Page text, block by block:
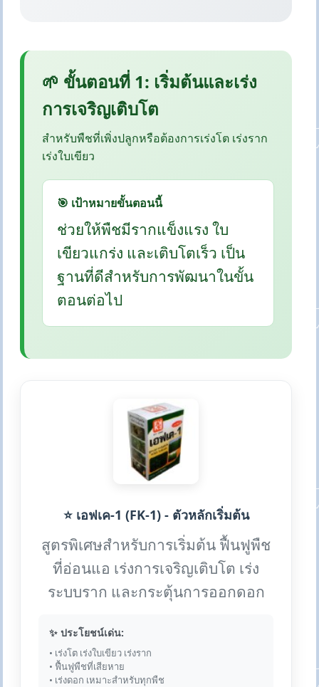
🌱 ขั้นตอนที่ 1: เริ่มต้นและเร่ง
การเจริญเติบโต
สำหรับพืชที่เพิ่งปลูกหรือต้องการเร่งโต เร่งราก
เร่งใบเขียว
🎯 เป้าหมายขั้นตอนนี้
ช่วยให้พืชมีรากแข็งแรง ใบ
เขียวแกร่ง และเติบโตเร็ว เป็น
ฐานที่ดีสำหรับการพัฒนาในขั้น
ตอนต่อไป
⭐ เอฟเค-1 (FK-1) - ตัวหลักเริ่มต้น
สูตรพิเศษสำหรับการเริ่มต้น ฟื้นฟูพืช
ที่อ่อนแอ เร่งการเจริญเติบโต เร่ง
ระบบราก และกระตุ้นการออกดอก
✨ ประโยชน์เด่น:
• เร่งโต เร่งใบเขียว เร่งราก
• ฟื้นฟูพืชที่เสียหาย
• เร่งดอก เหมาะสำหรับทุกพืช